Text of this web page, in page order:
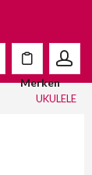
Merken
UKULELE